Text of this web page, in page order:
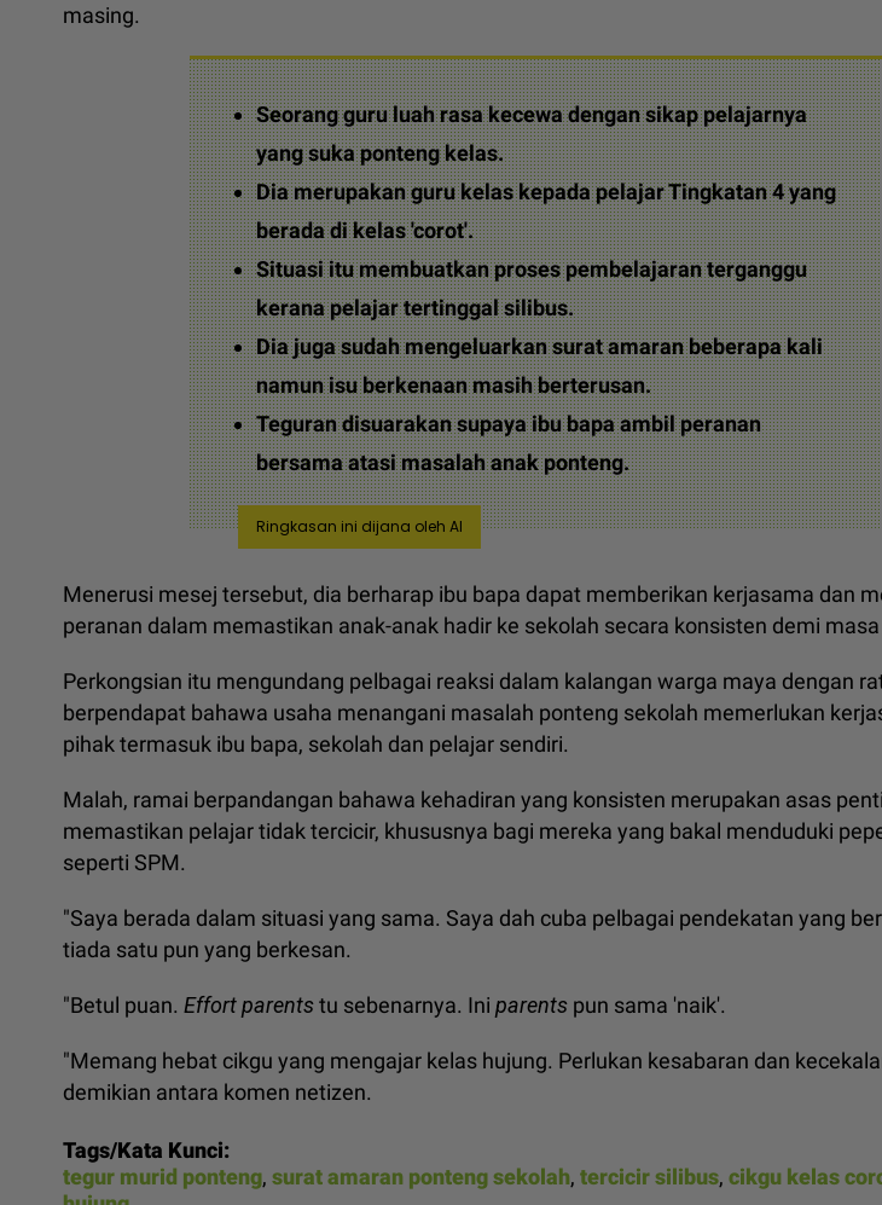
masing.
Seorang guru luah rasa kecewa dengan sikap pelajarnya
yang suka ponteng kelas.
Dia merupakan guru kelas kepada pelajar Tingkatan 4 yang
berada di kelas 'corot'.
Situasi itu membuatkan proses pembelajaran terganggu
kerana pelajar tertinggal silibus.
Dia juga sudah mengeluarkan surat amaran beberapa kali
namun isu berkenaan masih berterusan.
Teguran disuarakan supaya ibu bapa ambil peranan
bersama atasi masalah anak ponteng.
Ringkasan ini dijana oleh AI
Menerusi mesej tersebut, dia berharap ibu bapa dapat memberikan kerjasama dan
peranan dalam memastikan anak-anak hadir ke sekolah secara konsisten demi
Perkongsian itu mengundang pelbagai reaksi dalam kalangan warga maya dengan
berpendapat bahawa usaha menangani masalah ponteng sekolah memerlukan
pihak termasuk ibu bapa, sekolah dan pelajar sendiri.
Malah, ramai berpandangan bahawa kehadiran yang konsisten merupakan asas
memastikan pelajar tidak tercicir, khususnya bagi mereka yang bakal menduduki
seperti SPM.
"Saya berada dalam situasi yang sama. Saya dah cuba pelbagai pendekatan yang
tiada satu pun yang berkesan.
"Betul puan. Effort parentstu sebenarnya. Ini parents pun sama 'naik'.
"Memang hebat cikgu yang mengajar kelas hujung. Perlukan kesabaran dan
demikian antara komen netizen.
Tags/Kata Kunci:
tegur murid ponteng, surat amaran ponteng sekolah, tercicir silibus, cikgu kelas